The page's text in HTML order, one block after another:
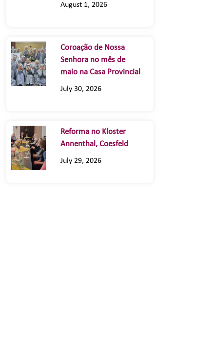
August 1, 2026
Coroação de Nossa
Senhora no mês de
maio na Casa Provincial
July 30, 2026
Reforma no Kloster
Annenthal, Coesfeld
July 29, 2026